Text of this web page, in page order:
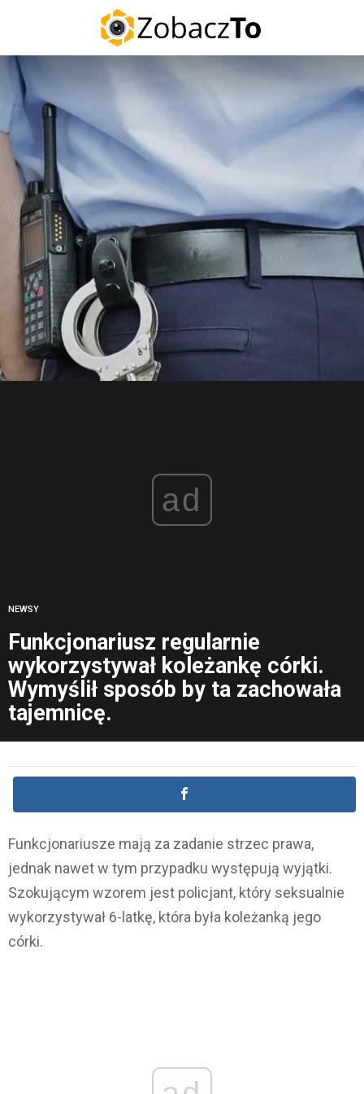
ad
NEWSY
Funkcjonariusz regularnie
wykorzystywał koleżankę córki.
Wymyślił sposób by ta zachowała
tajemnicę.
Funkcjonariusze mają za zadanie strzec prawa,
jednak nawet w tym przypadku występują wyjątki.
Szokującym wzorem jest policjant, który seksualnie
wykorzystywał 6-latkę, która była koleżanką jego
córki.